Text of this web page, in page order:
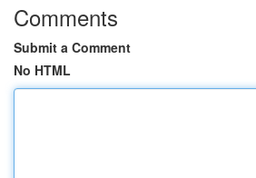
Comments
Submit a Comment
No HTML